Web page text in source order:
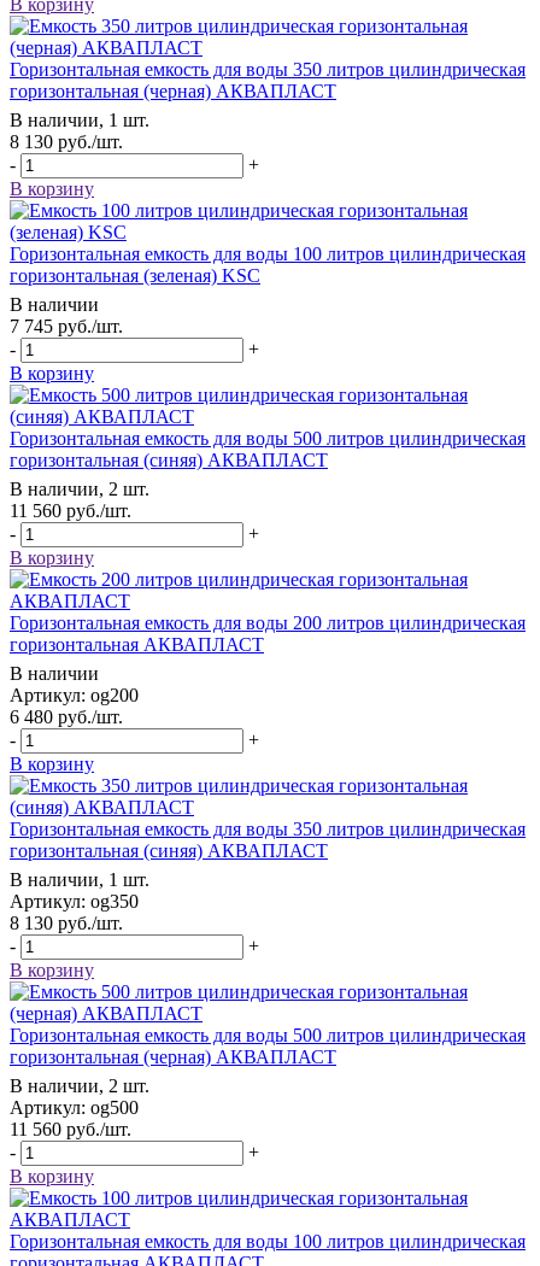
Горизонтальная емкость для воды 350 литров цилиндрическая
горизонтальная (черная) АКВАПЛАСТ
В наличии, 1 шт.
8 130 руб./шт.
-
+
В корзину
Горизонтальная емкость для воды 100 литров цилиндрическая
горизонтальная (зеленая) KSC
В наличии
7 745 руб./шт.
-
+
В корзину
Горизонтальная емкость для воды 500 литров цилиндрическая
горизонтальная (синяя) АКВАПЛАСТ
В наличии, 2 шт.
11 560 руб./шт.
-
+
В корзину
Горизонтальная емкость для воды 200 литров цилиндрическая
горизонтальная АКВАПЛАСТ
В наличии
Артикул: og200
6 480 руб./шт.
-
+
В корзину
Горизонтальная емкость для воды 350 литров цилиндрическая
горизонтальная (синяя) АКВАПЛАСТ
В наличии, 1 шт.
Артикул: og350
8 130 руб./шт.
-
+
В корзину
Горизонтальная емкость для воды 500 литров цилиндрическая
горизонтальная (черная) АКВАПЛАСТ
В наличии, 2 шт.
Артикул: og500
11 560 руб./шт.
-
+
В корзину
Горизонтальная емкость для воды 100 литров цилиндрическая